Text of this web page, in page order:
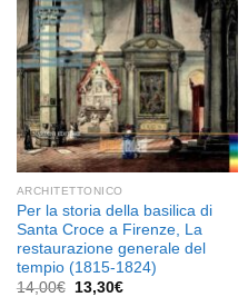
ARCHITETTONICO
Per la storia della basilica di
Santa Croce a Firenze, La
restaurazione generale del
tempio (1815-1824)
14,00€
Il
13,30€Il